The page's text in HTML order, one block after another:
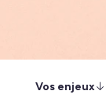
Vos enjeux